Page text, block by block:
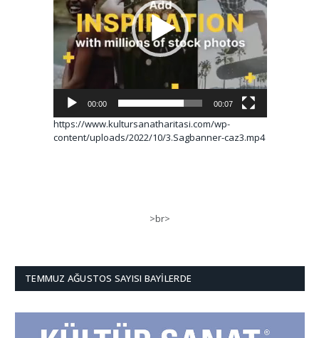
00:00 00:07
https://www.kultursanatharitasi.com/wp-
content/uploads/2022/10/3.Sagbanner-caz3.mp4
>br>
TEMMUZ AĞUSTOS SAYISI BAYILERDE